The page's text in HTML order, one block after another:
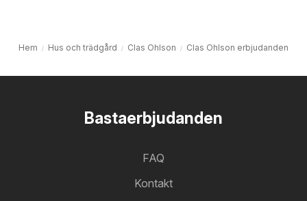
Hem Hus och trädgård Clas Ohlson Clas Ohlson erbjudanden
Bastaerbjudanden
FAQ
Kontakt